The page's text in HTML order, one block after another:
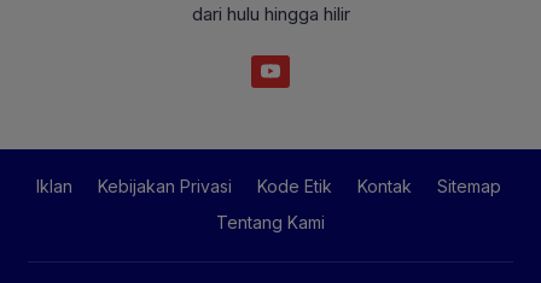
dari hulu hingga hilir
Iklan Kebijakan Privasi Kode Etik Kontak
Sitemap
Tentang Kami